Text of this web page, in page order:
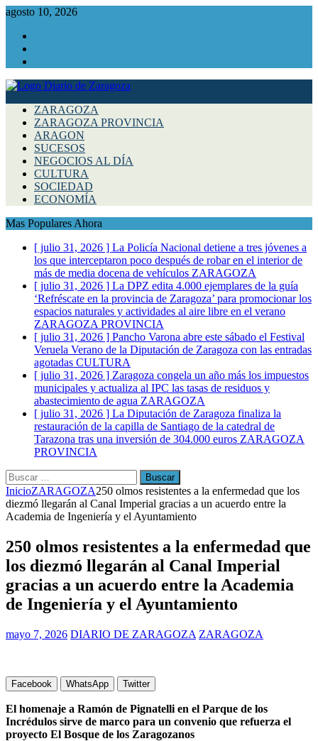
agosto 10, 2026
ZARAGOZA
ZARAGOZA PROVINCIA
ARAGON
SUCESOS
NEGOCIOS AL DÍA
CULTURA
SOCIEDAD
ECONOMÍA
Mas Populares Ahora
[ julio 31, 2026 ] La Policía Nacional detiene a tres jóvenes a
los que interceptaron poco después de robar en el interior de
más de media docena de vehículos ZARAGOZA
[ julio 31, 2026 ] La DPZ edita 4.000 ejemplares de la guía
‘Refréscate en la provincia de Zaragoza’ para promocionar los
espacios naturales y actividades al aire libre en el verano
ZARAGOZA PROVINCIA
[ julio 31, 2026 ] Pancho Varona abre este sábado el Festival
Veruela Verano de la Diputación de Zaragoza con las entradas
agotadas CULTURA
[ julio 31, 2026 ] Zaragoza congela un año más los impuestos
municipales y actualiza al IPC las tasas de residuos y
abastecimiento de agua ZARAGOZA
[ julio 31, 2026 ] La Diputación de Zaragoza finaliza la
restauración de la capilla de Santiago de la catedral de
Tarazona tras una inversión de 304.000 euros ZARAGOZA
PROVINCIA
Buscar:
InicioZARAGOZA250 olmos resistentes a la enfermedad que los
diezmó llegarán al Canal Imperial gracias a un acuerdo entre la
Academia de Ingeniería y el Ayuntamiento
250 olmos resistentes a la enfermedad que
los diezmó llegarán al Canal Imperial
gracias a un acuerdo entre la Academia
de Ingeniería y el Ayuntamiento
mayo 7, 2026 DIARIO DE ZARAGOZA ZARAGOZA
Facebook WhatsApp Twitter
El homenaje a Ramón de Pignatelli en el Parque de los
Incrédulos sirve de marco para un convenio que refuerza el
proyecto El Bosque de los Zaragozanos